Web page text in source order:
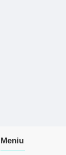
Meniu